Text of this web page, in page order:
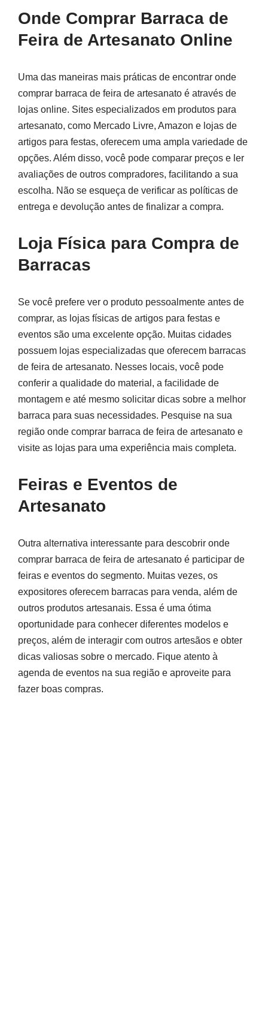
Onde Comprar Barraca de
Feira de Artesanato Online
Uma das maneiras mais práticas de encontrar onde
comprar barraca de feira de artesanato é através de
lojas online. Sites especializados em produtos para
artesanato, como Mercado Livre, Amazon e lojas de
artigos para festas, oferecem uma ampla variedade de
opções. Além disso, você pode comparar preços e ler
avaliações de outros compradores, facilitando a sua
escolha. Não se esqueça de verificar as políticas de
entrega e devolução antes de finalizar a compra.
Loja Física para Compra de
Barracas
Se você prefere ver o produto pessoalmente antes de
comprar, as lojas físicas de artigos para festas e
eventos são uma excelente opção. Muitas cidades
possuem lojas especializadas que oferecem barracas
de feira de artesanato. Nesses locais, você pode
conferir a qualidade do material, a facilidade de
montagem e até mesmo solicitar dicas sobre a melhor
barraca para suas necessidades. Pesquise na sua
região onde comprar barraca de feira de artesanato e
visite as lojas para uma experiência mais completa.
Feiras e Eventos de
Artesanato
Outra alternativa interessante para descobrir onde
comprar barraca de feira de artesanato é participar de
feiras e eventos do segmento. Muitas vezes, os
expositores oferecem barracas para venda, além de
outros produtos artesanais. Essa é uma ótima
oportunidade para conhecer diferentes modelos e
preços, além de interagir com outros artesãos e obter
dicas valiosas sobre o mercado. Fique atento à
agenda de eventos na sua região e aproveite para
fazer boas compras.